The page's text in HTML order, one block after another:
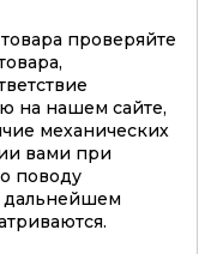
проверяйте
на нашем сайте,
механических
вами при
поводу
дальнейшем